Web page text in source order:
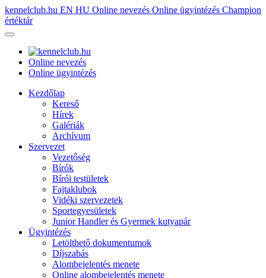
kennelclub.hu EN HU Online nevezés Online ügyintézés Champion
értéktár
Online nevezés
Online ügyintézés
Kezdőlap
Kereső
Hírek
Galériák
Archívum
Szervezet
Vezetőség
Bírók
Bírói testületek
Fajtaklubok
Vidéki szervezetek
Sportegyesületek
Junior Handler és Gyermek kutyapár
Ügyintézés
Letölthető dokumentumok
Díjszabás
Alombejelentés menete
Online alombejelentés menete